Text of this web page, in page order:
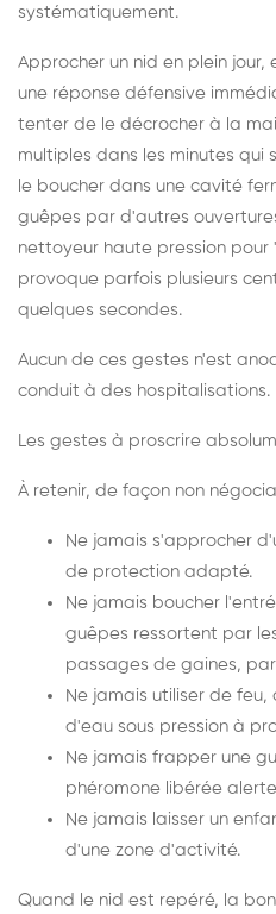
systématiquement.
Approcher un nid en plein
une réponse défensive
tenter de le décrocher à la
multiples dans les minutes qui
le boucher dans une cavité
guêpes par d'autres
nettoyeur haute pression pour
provoque parfois plusieurs
quelques secondes.
Aucun de ces gestes n'est
conduit à des hospitalisations.
Les gestes à proscrire
À retenir, de façon non
Ne jamais s'approcher
de protection adapté.
Ne jamais boucher
guêpes ressortent par
passages de gaines,
Ne jamais utiliser de
d'eau sous pression à
Ne jamais frapper une
phéromone libérée
Ne jamais laisser un
d'une zone d'activité.
Quand le nid est repéré, la